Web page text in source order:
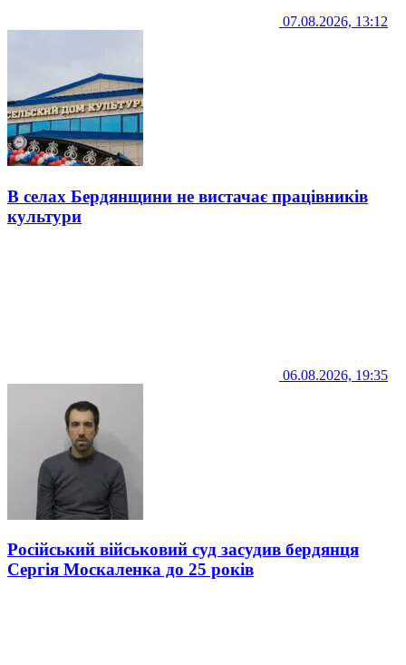
07.08.2026, 13:12
В селах Бердянщини не вистачає працівників
культури
06.08.2026, 19:35
Російський військовий суд засудив бердянця
Сергія Москаленка до 25 років